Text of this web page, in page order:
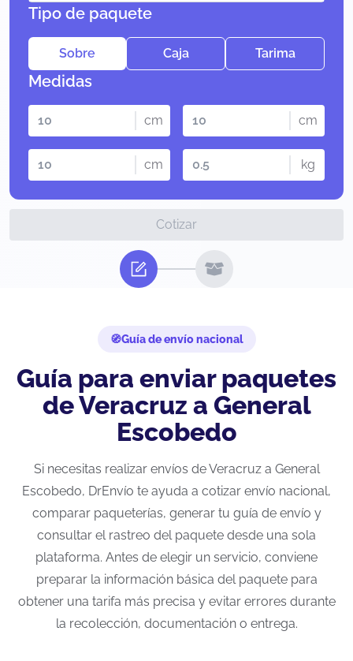
Tipo de paquete
Sobre Caja Tarima
Medidas
cm cm
cm kg
Cotizar
Guía de envío nacional
Guía para enviar paquetes
de Veracruz a General
Escobedo
Si necesitas realizar envíos de Veracruz a General
Escobedo, DrEnvío te ayuda a cotizar envío nacional,
comparar paqueterías, generar tu guía de envío y
consultar el rastreo del paquete desde una sola
plataforma. Antes de elegir un servicio, conviene
preparar la información básica del paquete para
obtener una tarifa más precisa y evitar errores durante
la recolección, documentación o entrega.